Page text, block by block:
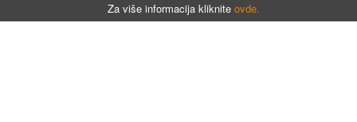
Za više informacija kliknite ovde.
Kalkulatori